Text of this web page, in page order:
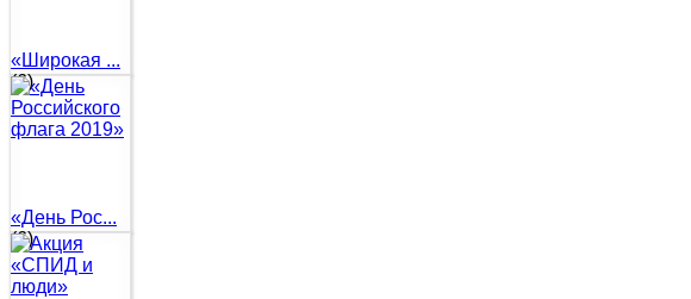
«Широкая ...
(6)
«День Рос...
(6)